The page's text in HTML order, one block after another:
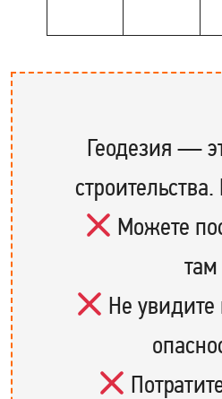
Геодезия —
Можете
там
Не